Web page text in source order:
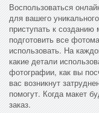
Воспользоваться
для вашего
приступать к созданию
подготовить все
использовать. На
какие детали
фотографии, как вы
вас возникнут
помогут. Когда макет
заказ.